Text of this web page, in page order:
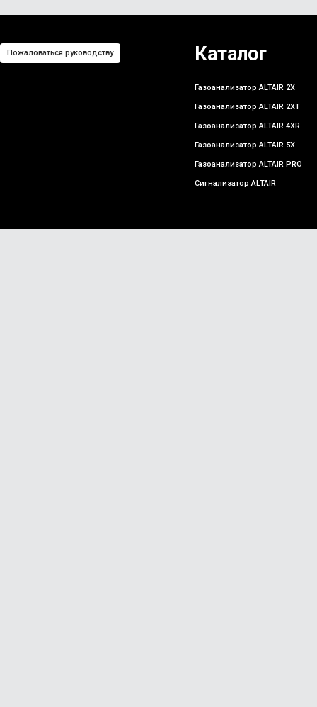
Пожаловаться руководству Каталог
Газоанализатор ALTAIR 2X
Газоанализатор ALTAIR 2XT
Газоанализатор ALTAIR 4XR
Газоанализатор ALTAIR 5X
Газоанализатор ALTAIR PRO
Сигнализатор ALTAIR